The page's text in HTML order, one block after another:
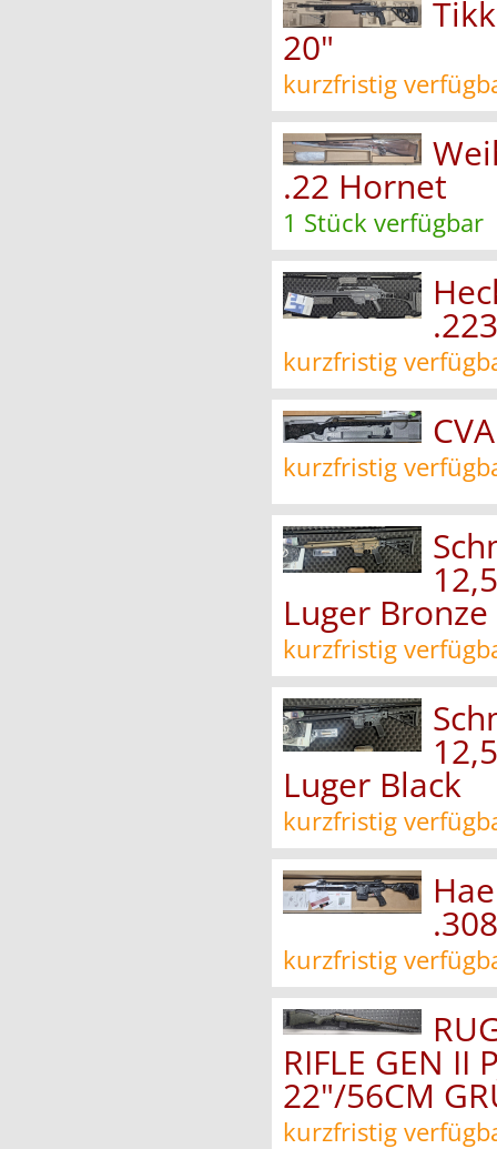
20"
kurzfristig
.22 Hornet
1 Stück verfügbar
kurzfristig
kurzfristig
Luger Bronze
kurzfristig
Luger Black
kurzfristig
kurzfristig
RIFLE GEN II
22"/56CM
kurzfristig